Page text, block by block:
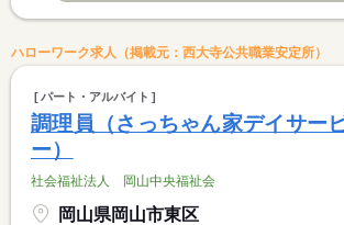
ハローワーク求人（掲載元：西大寺公共職業安定所）
パート・アルバイト
調理員（さっちゃん家デイサー
ー）
社会福祉法人 岡山中央福祉会
岡山県岡山市東区